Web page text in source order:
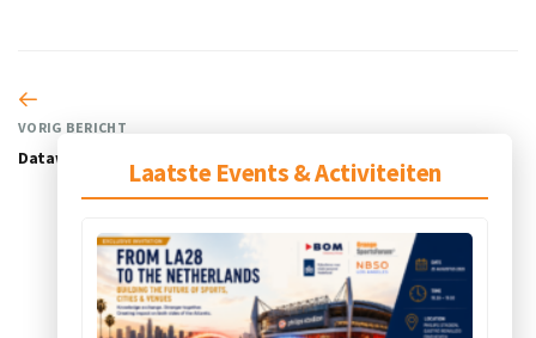
Laatste Events & Activiteiten
VORIG BERICHT
Datawiresport